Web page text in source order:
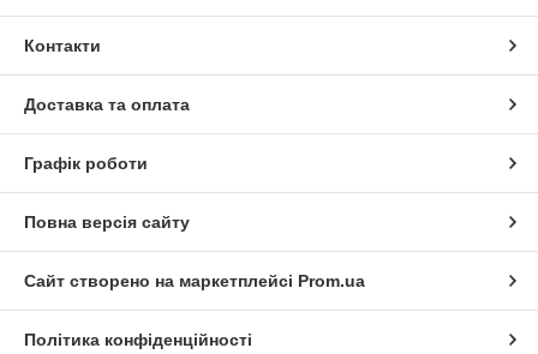
Контакти
Доставка та оплата
Графік роботи
Повна версія сайту
Сайт створено на маркетплейсі Prom.ua
Політика конфіденційності